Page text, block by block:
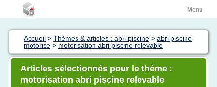
Menu
Accueil > Thèmes & articles : abri piscine > abri piscine
motorise > motorisation abri piscine relevable
Articles sélectionnés pour le thème :
motorisation abri piscine relevable